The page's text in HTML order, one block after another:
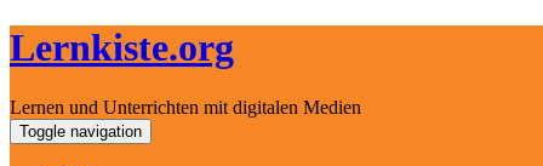
Lernkiste.org
Lernen und Unterrichten mit digitalen Medien
Skip
to
Toggle navigation